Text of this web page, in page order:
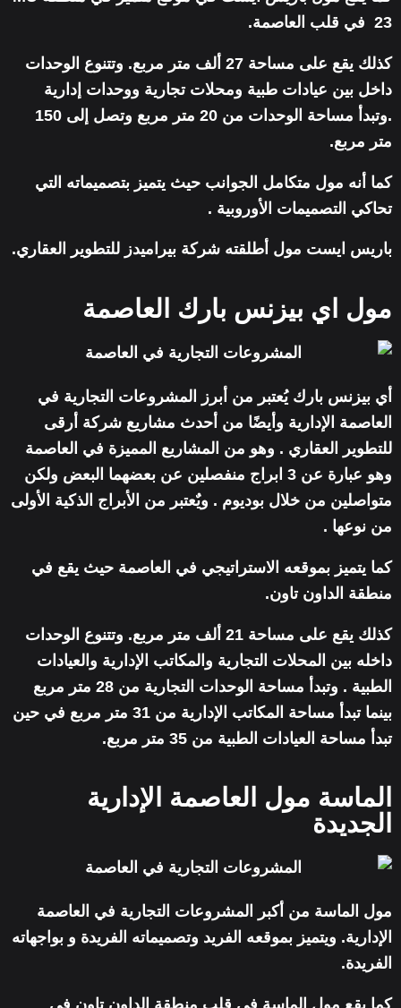
23 في قلب العاصمة.
كذلك يقع على مساحة 27 ألف متر مربع. وتتنوع الوحدات
داخل بين عيادات طبية ومحلات تجارية ووحدات إدارية
.وتبدأ مساحة الوحدات من 20 متر مربع وتصل إلى 150
متر مربع.
كما أنه مول متكامل الجوانب حيث يتميز بتصميماته التي
تحاكي التصميمات الأوروبية .
باريس ايست مول أطلقته شركة بيراميدز للتطوير العقاري.
مول اي بيزنس بارك العاصمة
أي بيزنس بارك يُعتبر من أبرز المشروعات التجارية في
العاصمة الإدارية وأيضًا من أحدث مشاريع شركة أرقى
للتطوير العقاري . وهو من المشاريع المميزة في العاصمة
وهو عبارة عن 3 ابراج منفصلين عن بعضهما البعض ولكن
متواصلين من خلال بوديوم . ويٌعتبر من الأبراج الذكية الأولى
من نوعها .
كما يتميز بموقعه الاستراتيجي في العاصمة حيث يقع في
منطقة الداون تاون.
كذلك يقع على مساحة 21 ألف متر مربع. وتتنوع الوحدات
داخله بين المحلات التجارية والمكاتب الإدارية والعيادات
الطبية . وتبدأ مساحة الوحدات التجارية من 28 متر مربع
بينما تبدأ مساحة المكاتب الإدارية من 31 متر مربع في حين
تبدأ مساحة العيادات الطبية من 35 متر مربع.
الماسة مول العاصمة الإدارية
الجديدة
مول الماسة من أكبر المشروعات التجارية في العاصمة
الإدارية. ويتميز بموقعه الفريد وتصميماته الفريدة و بواجهاته
الفريدة.